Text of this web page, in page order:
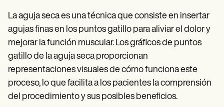
La aguja seca es una técnica que consiste en insertar
agujas finas en los puntos gatillo para aliviar el dolor y
mejorar la función muscular. Los gráficos de puntos
gatillo de la aguja seca proporcionan
representaciones visuales de cómo funciona este
proceso, lo que facilita a los pacientes la comprensión
del procedimiento y sus posibles beneficios.